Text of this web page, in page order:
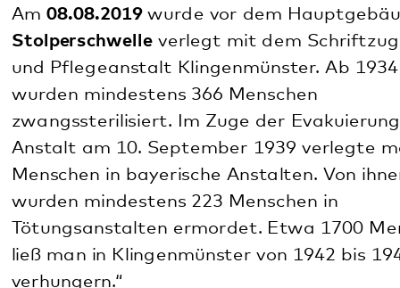
B.wurde 1932 in die damalige Heil- und
Pflegeanstalt Klingenmünster eingewiesen und
entging nach der Evakuierung der Anstalt nur
durch Zufall der „Euthanasie“-Aktion T4. Nach der
Zurückverlegung starb sie jedoch im Jahr 1946
unter Umständen, die sich von denen des
sogenannten „Hungererlasses“ der NS-Psychiatrie
nicht wesentlich unterschieden.
Am19.09.2022wurden im Zuge einer
Hybridveranstaltung die Forschungsergebnisse
„Leid und Unrecht“durch Professorin Dr. Maike
Rotzoll und Dr. Christoph Beyer vorgestellt. In der